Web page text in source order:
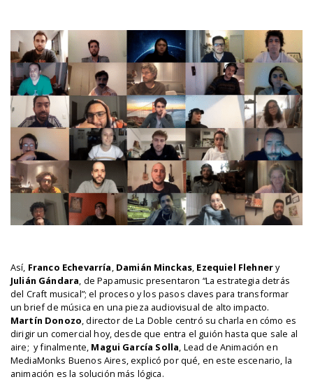
Así, Franco Echevarría, Damián Minckas, Ezequiel Flehnery
Julián Gándara, de Papamusic presentaron “La estrategia detrás
del Craft musical”; el proceso y los pasos claves para transformar
un brief de música en una pieza audiovisual de alto impacto.
Martín Donozo, director de La Doble centró su charla en cómo es
dirigir un comercial hoy, desde que entra el guión hasta que sale al
aire; y finalmente, Magui García Solla, Lead de Animación en
MediaMonks Buenos Aires, explicó por qué, en este escenario, la
animación es la solución más lógica.